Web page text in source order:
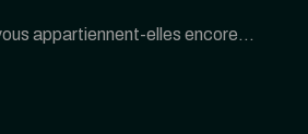
appartiennent-elles encore…